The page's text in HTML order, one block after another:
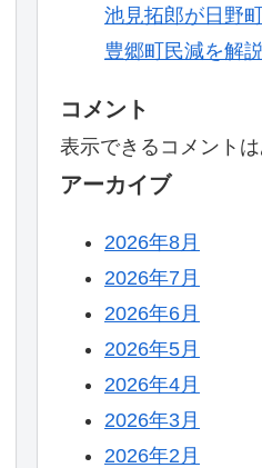
池見拓郎が日野
豊郷町民減を解
コメント
表示できるコメントは
アーカイブ
2026年8月
2026年7月
2026年6月
2026年5月
2026年4月
2026年3月
2026年2月